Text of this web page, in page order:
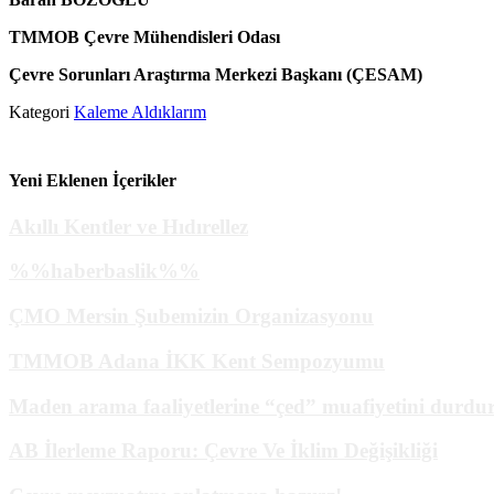
TMMOB Çevre Mühendisleri Odası
Çevre Sorunları Araştırma Merkezi Başkanı (ÇESAM)
Kategori Kaleme Aldıklarım
Yeni Eklenen İçerikler